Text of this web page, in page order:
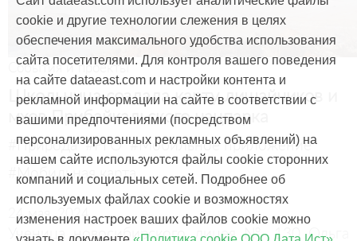
События и проекты
Школьница создала карту лишайников и
мхов Прибайкальского нацпарка
#Природа #РГО #Мобильное приложение
#Мобильная карта
24 мая, 2024
Ученица новосибирского лицея № 130 Ольга
cookie и другие технологии слежения в целях
обеспечения максимального удобства использования
сайта посетителями. Для контроля вашего поведения
на сайте dataeast.com и настройки контента и
рекламной информации на сайте в соответствии с
вашими предпочтениями (посредством
персонализированных рекламных объявлений) на
нашем сайте используются файлы cookie сторонних
компаний и социальных сетей. Подробнее об
используемых файлах cookie и возможностях
изменения настроек ваших файлов cookie можно